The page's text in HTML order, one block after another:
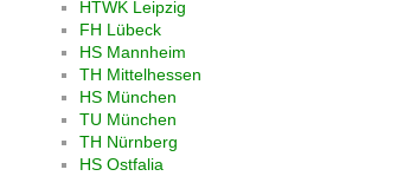
HTWK Leipzig
FH Lübeck
HS Mannheim
TH Mittelhessen
HS München
TU München
TH Nürnberg
HS Ostfalia